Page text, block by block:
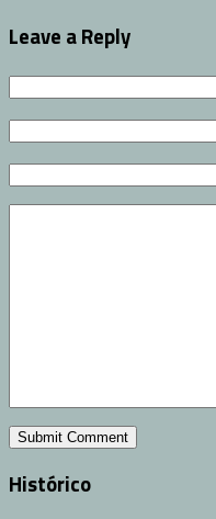
Leave a Reply
Histórico